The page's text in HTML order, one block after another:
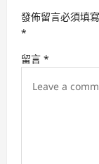
a
t
i
發佈留言必須填
*
留言 *